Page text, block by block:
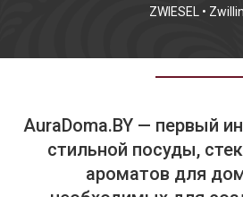
ZWIESEL
•
AuraDoma.BY — первый
стильной посуды,
ароматов для